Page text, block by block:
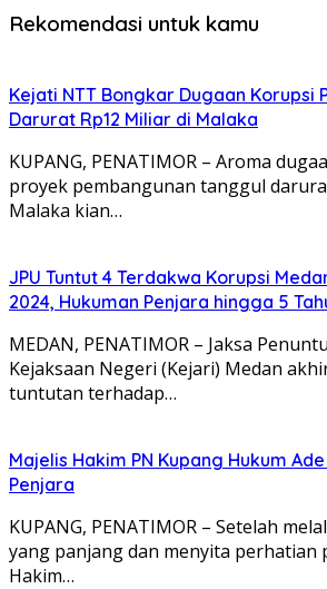
Rekomendasi untuk kamu
Kejati NTT Bongkar Dugaan Korupsi
Darurat Rp12 Miliar di Malaka
KUPANG, PENATIMOR – Aroma
proyek pembangunan tanggul
Malaka kian…
JPU Tuntut 4 Terdakwa Korupsi
2024, Hukuman Penjara hingga 5
MEDAN, PENATIMOR – Jaksa
Kejaksaan Negeri (Kejari) Medan
tuntutan terhadap…
Majelis Hakim PN Kupang Hukum
Penjara
KUPANG, PENATIMOR – Setelah
yang panjang dan menyita perhatian
Hakim…